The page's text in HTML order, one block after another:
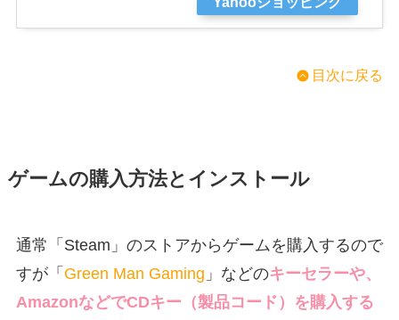
目次に戻る
ゲームの購入方法とインストール
通常「Steam」のストアからゲームを購入するので
すが「 Green Man Gaming 」などのキーセラーや、
AmazonなどでCDキー（製品コード）を購入する